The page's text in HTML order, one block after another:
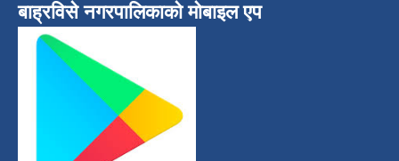
बाह्रविसे नगरपालिकाकाे माेबाइल एप